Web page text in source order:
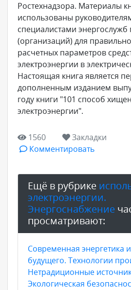
Ростехнадзора. Материалы
использованы
специалистами энергослужб
(организаций) для
расчетных параметров
электроэнергии в
Настоящая книга является
дополненным изданием
году книги "101 способ
электроэнергии".
1560
Закладки
Комментировать
Ещё в рубрике
электроэнергии.
Энергоснабжение
просматривают:
Современная энергетика
будущего. Технологии
Нетрадиционные
Экологическая